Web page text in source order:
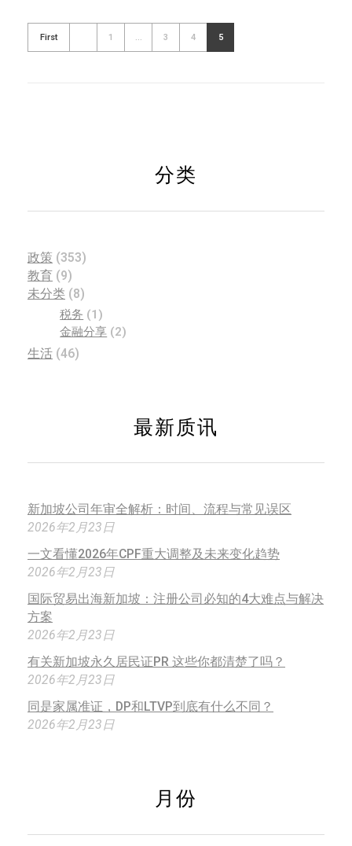
First 1 ... 3 4 5
分类
政策 (353)
教育 (9)
未分类 (8)
税务 (1)
金融分享 (2)
生活 (46)
最新质讯
新加坡公司年审全解析：时间、流程与常见误区
2026年2月23日
一文看懂2026年CPF重大调整及未来变化趋势
2026年2月23日
国际贸易出海新加坡：注册公司必知的4大难点与解决
方案
2026年2月23日
有关新加坡永久居民证PR 这些你都清楚了吗？
2026年2月23日
同是家属准证，DP和LTVP到底有什么不同？
2026年2月23日
月份